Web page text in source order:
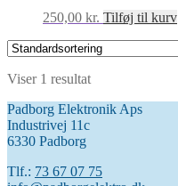
250,00 kr. Tilføj til kurv
Viser 1 resultat
Padborg Elektronik Aps
Industrivej 11c
6330 Padborg
Tlf.: 73 67 07 75